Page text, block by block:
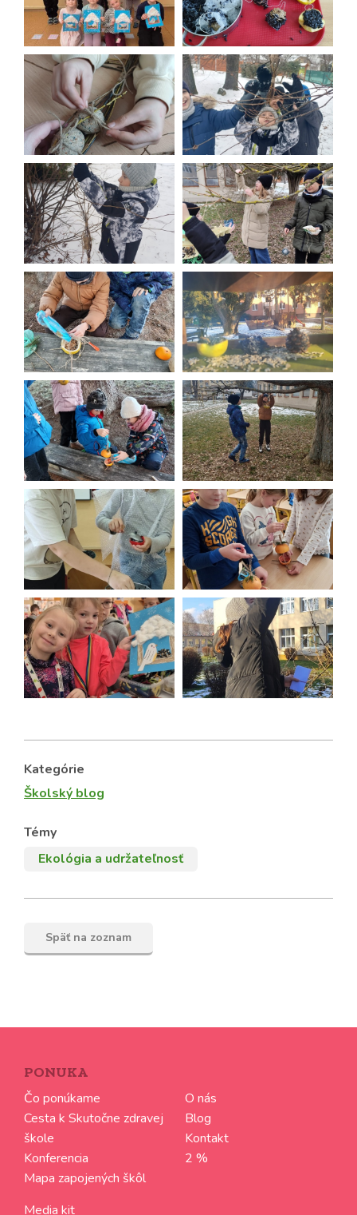
Kategórie
Školský blog
Témy
Ekológia a udržateľnosť
Späť na zoznam
PONUKA
Čo ponúkame
Cesta k Skutočne zdravej
škole
Konferencia
Mapa zapojených škôl
O nás
Blog
Kontakt
2 %
Media kit